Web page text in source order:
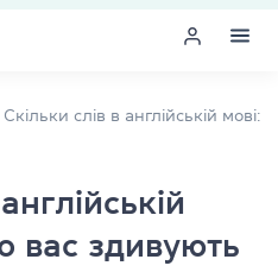
Скільки слів в англійській мові:
вас здивують